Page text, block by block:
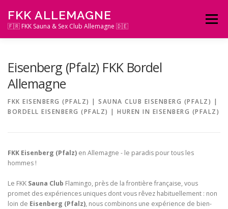
Inhalt
springen
FKK ALLEMAGNE
🇫🇷 FKK Sauna & Sex Club Allemagne 🇩🇪
Menü
Eisenberg (Pfalz) FKK Bordel
Allemagne
FKK EISENBERG (PFALZ) | SAUNA CLUB EISENBERG (PFALZ) |
BORDELL EISENBERG (PFALZ) | HUREN IN EISENBERG (PFALZ)
FKK Eisenberg (Pfalz) en Allemagne - le paradis pour tous les
hommes !
Le FKK Sauna Club Flamingo, près de la frontière française, vous
promet des expériences uniques dont vous rêvez habituellement : non
loin de Eisenberg (Pfalz), nous combinons une expérience de bien-